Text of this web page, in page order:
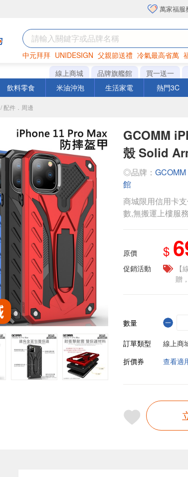
萬家福服
中元拜拜 UNIDESIGN 父親節送禮 冷氣最高省萬
罐頭 海苔 洋芋片
線上商城 品牌旗艦館 買一送一
飲料零食 米油沖泡 生活家電 熱門3C
/ 配件．周邊
GCOMM
殼 Solid
◎品牌： GCOMM
館
商城限用信用卡
數,無搬運上樓服
原價 $
促銷活動
贈
數量
訂單類型
線上商
折價券
查看適